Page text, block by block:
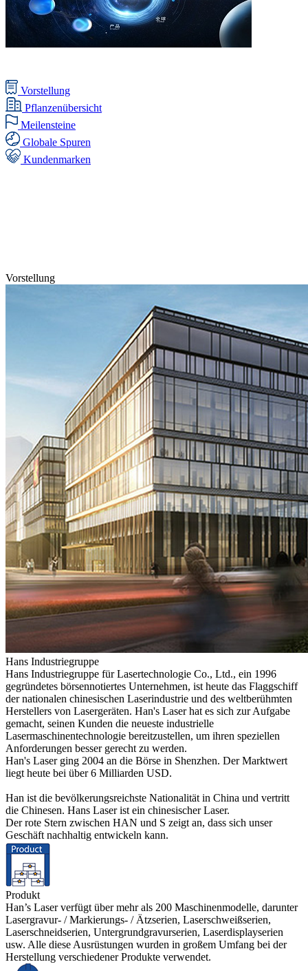
Vorstellung
Pflanzenübersicht
Meilensteine
Globale Spuren
Kundenmarken
Vorstellung
Hans Industriegruppe
Hans Industriegruppe für Lasertechnologie Co., Ltd., ein 1996
gegründetes börsennotiertes Unternehmen, ist heute das Flaggschiff
der nationalen chinesischen Laserindustrie und des weltberühmten
Herstellers von Lasergeräten. Han's Laser hat es sich zur Aufgabe
gemacht, seinen Kunden die neueste industrielle
Lasermaschinentechnologie bereitzustellen, um ihren speziellen
Anforderungen besser gerecht zu werden.
Han's Laser ging 2004 an die Börse in Shenzhen. Der Marktwert
liegt heute bei über 6 Milliarden USD.
Han ist die bevölkerungsreichste Nationalität in China und vertritt
die Chinesen. Hans Laser ist ein chinesischer Laser.
Der rote Stern zwischen HAN und S zeigt an, dass sich unser
Geschäft nachhaltig entwickeln kann.
Produkt
Han’s Laser verfügt über mehr als 200 Maschinenmodelle, darunter
Lasergravur- / Markierungs- / Ätzserien, Laserschweißserien,
Laserschneidserien, Untergrundgravurserien, Laserdisplayserien
usw. Alle diese Ausrüstungen wurden in großem Umfang bei der
Herstellung verschiedener Produkte verwendet.